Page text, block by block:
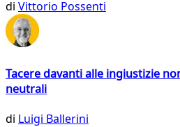
di Vittorio Possenti
Tacere davanti alle ingiustizie
neutrali
di Luigi Ballerini